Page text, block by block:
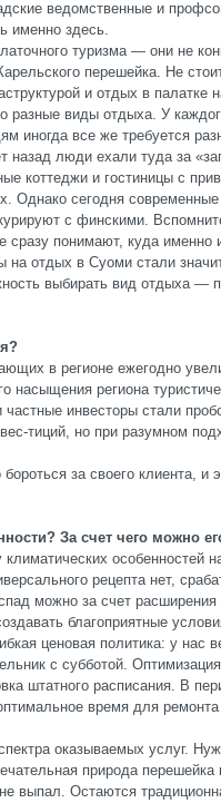
ведомственные и
именно здесь.
туризма — они не
перешейка. Не
и отдых в палатке
разные виды отдыха. У
иногда все же требуется
назад люди ехали туда за
коттеджи и гостиницы с
Однако сегодня
с финскими.
сразу понимают, куда
на отдых в Суоми стали
выбирать вид отдыха —
в регионе ежегодно
насыщения региона
инвесторы стали
тиций, но при разумном
за своего клиента, и
За счет чего можно
особенностей
рецепта нет,
можно за счет
благоприятные
ценовая политика: у
с субботой.
штатного расписания. В
время для
оказываемых услуг.
природа
выпал. Остаются